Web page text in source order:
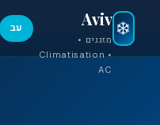
חירום 24/7 — 055-992-7533 ❄️
Aviv
מזגנים •
Climatisation •
AC
עב